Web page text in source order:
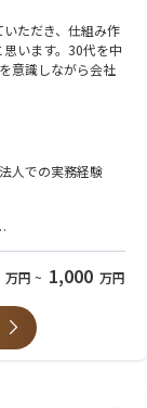
ただき、仕組み作
います。30代を中
意識しながら会社
する必要があり、
す。
人での実務経験
万円 ~ 1,000 万円